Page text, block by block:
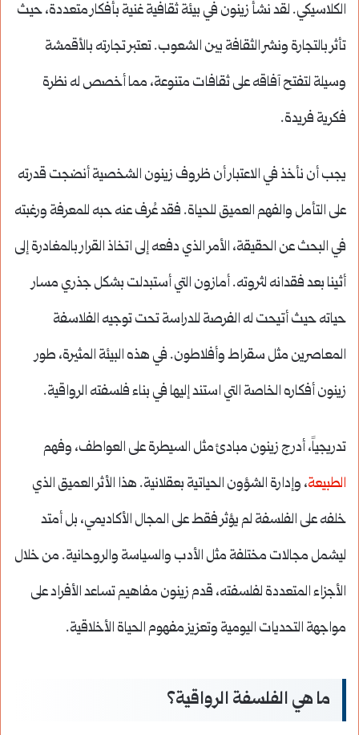
الكلاسيكي. لقد نشأ زينون في بيئة ثقافية غنية بأفكار متعددة، حيث
تأثر بالتجارة ونشر الثقافة بين الشعوب. تعتبر تجارته بالأقمشة
وسيلة لتفتح آفاقه على ثقافات متنوعة، مما أخصص له نظرة
فكرية فريدة.
يجب أن نأخذ في الاعتبار أن ظروف زينون الشخصية أنضجت قدرته
على التأمل والفهم العميق للحياة. فقد عُرف عنه حبه للمعرفة ورغبته
في البحث عن الحقيقة، الأمر الذي دفعه إلى اتخاذ القرار بالمغادرة إلى
أثينا بعد فقدانه لثروته. أمازون التي أستبدلت بشكل جذري مسار
حياته حيث أتيحت له الفرصة للدراسة تحت توجيه الفلاسفة
المعاصرين مثل سقراط وأفلاطون. في هذه البيئة المثيرة، طور
زينون أفكاره الخاصة التي استند إليها في بناء فلسفته الرواقية.
تدريجياً، أدرج زينون مبادئ مثل السيطرة على العواطف، وفهم
الطبيعة، وإدارة الشؤون الحياتية بعقلانية. هذا الأثر العميق الذي
خلفه على الفلسفة لم يؤثر فقط على المجال الأكاديمي، بل أمتد
ليشمل مجالات مختلفة مثل الأدب والسياسة والروحانية. من خلال
الأجزاء المتعددة لفلسفته، قدم زينون مفاهيم تساعد الأفراد على
مواجهة التحديات اليومية وتعزيز مفهوم الحياة الأخلاقية.
ما هي الفلسفة الرواقية؟